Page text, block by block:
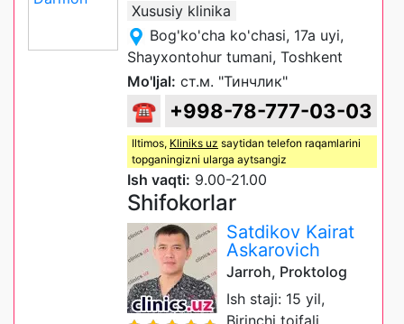
Xususiy klinika
Bog'ko'cha ko'chasi, 17a uyi,
Shayxontohur tumani, Toshkent
Mo'ljal: ст.м. "Тинчлик"
☎ +998-78-777-03-03
Iltimos, Kliniks uz saytidan telefon raqamlarini
topganingizni ularga aytsangiz
Ish vaqti: 9.00-21.00
Shifokorlar
Satdikov Kairat
Askarovich
Jarroh, Proktolog
Ish staji: 15 yil,
Birinchi toifali